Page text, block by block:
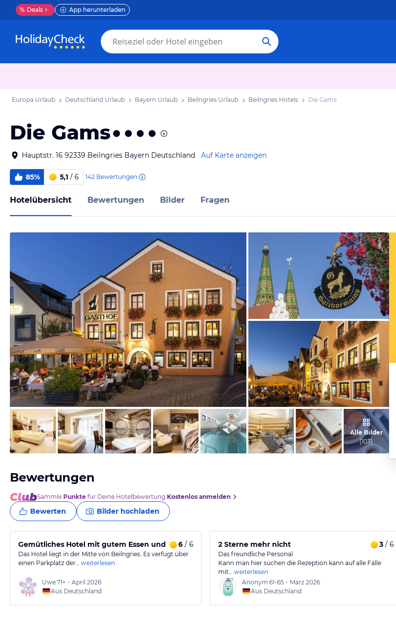
% Deals App herunterladen
Europa Urlaub Deutschland Urlaub Bayern Urlaub Beilngries Urlaub Beilngries Hotels Die Gams
Die Gams
Hauptstr. 16 92339 Beilngries Bayern Deutschland Auf Karte anzeigen
85% 5,1 / 6 142 Bewertungen
Hotelübersicht Bewertungen Bilder Fragen
vom Hotelier, Januar 2017
vom Hotelier, Januar 2017
vom Hotelier, Januar 2017
Alle Bilder
(103)
Bewertungen
Sammle Punkte für Deine Hotelbewertung.Kostenlos anmelden
Bewerten Bilder hochladen
Gemütliches Hotel mit gutem Essen und Wellnessbereich.
6 / 6
Das Hotel liegt in der Mitte von Beilngries. Es verfügt über
einen Parkplatz der… weiterlesen
Uwe71+ • April 2026
Aus Deutschland
2 Sterne mehr nicht 3/ 6
Das freundliche Personal
Kann man hier suchen die Rezeption kann auf alle Fälle
mit… weiterlesen
Anonym 61-65 • März 2026
Aus Deutschland